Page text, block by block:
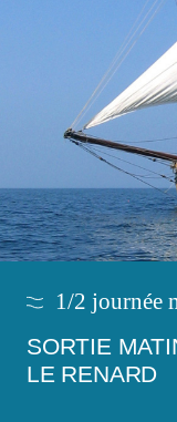
1/2 journée
SORTIE
LE RENARD